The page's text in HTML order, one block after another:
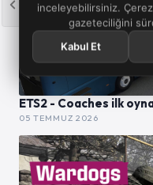
inceleyebilirsiniz.
gazeteciliğini
Kabul Et
ETS2 - Coaches ilk
05 TEMMUZ 2026